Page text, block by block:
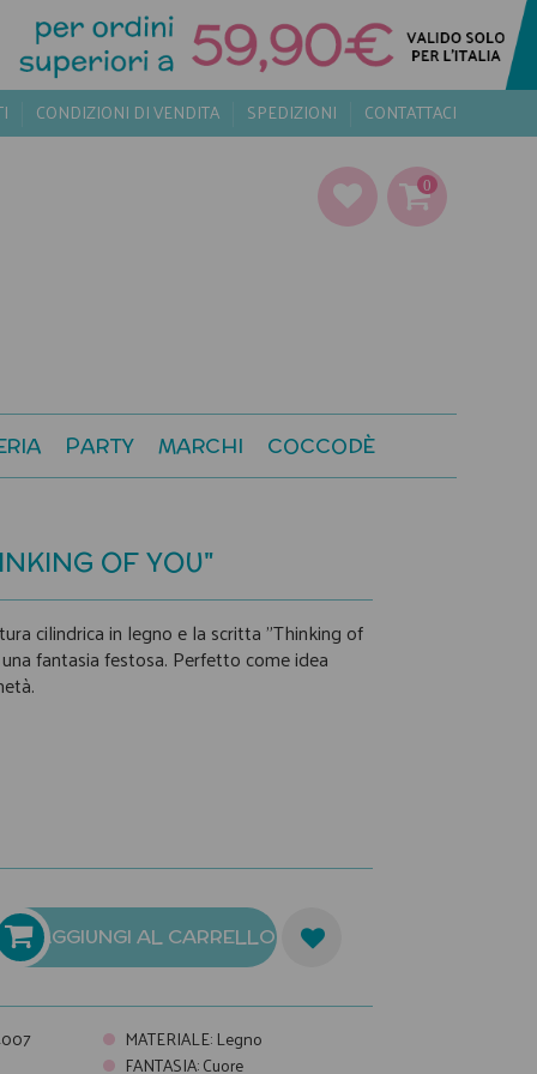
CONDIZIONI DI VENDITA SPEDIZIONI CONTATTACI
0
PARTY MARCHI COCCODÈ
OF YOU"
cilindrica in legno e la scritta "Thinking of
fantasia festosa. Perfetto come idea
AGGIUNGI AL CARRELLO
MATERIALE: Legno
FANTASIA:Cuore